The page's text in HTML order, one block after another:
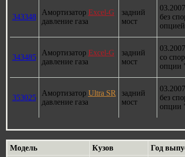
343348
Амортизатор Excel-G
давление газа
задний
мост
без
343485
Амортизатор Excel-G
давление газа
задний
мост
со
опции
353025
Амортизатор Ultra SR
давление газа
задний
мост
без
опции
Модель Кузов Год